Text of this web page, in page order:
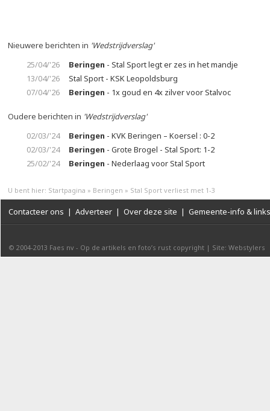
Nieuwere berichten in 'Wedstrijdverslag'
25/04/'26
Beringen - Stal Sport legt er zes in het mandje
13/04/'26
Stal Sport - KSK Leopoldsburg
07/04/'26
Beringen - 1x goud en 4x zilver voor Stalvoc
Oudere berichten in 'Wedstrijdverslag'
02/03/'24
Beringen - KVK Beringen – Koersel : 0-2
02/03/'24
Beringen - Grote Brogel - Stal Sport: 1-2
25/02/'24
Beringen - Nederlaag voor Stal Sport
U bent hier: Startpagina » Beringen » Stal Sport verliest met 1-3
Contacteer ons | Adverteer | Over deze site | Gemeente-info & links
© 2004-2013 Faes nv - Op de artikels en foto’s rust copyright | Site: Webstylers